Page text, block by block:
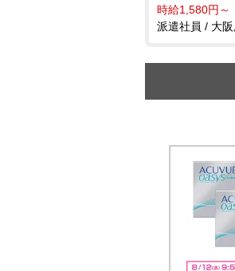
時給1,580円～
派遣社員 / 大